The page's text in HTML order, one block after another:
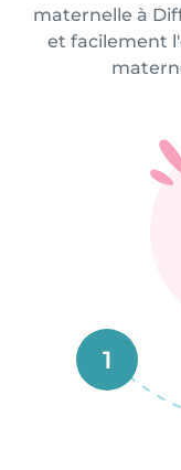
maternelle à
et facilement
1